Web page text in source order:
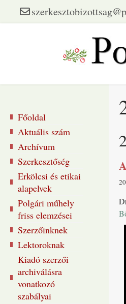
Főoldal
Aktuális szám
Archívum
Szerkesztőség
Erkölcsi és etikai
alapelvek
Polgári műhely
friss elemzései
Szerzőinknek
Lektoroknak
Kiadó szerzői
archiválásra
vonatkozó
szabályai